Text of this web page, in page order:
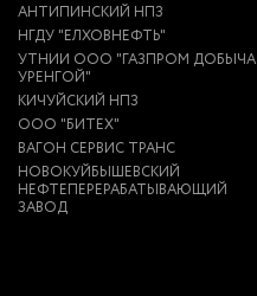
АНТИПИНСКИЙ НПЗ
НГДУ "ЕЛХОВНЕФТЬ"
УТНИИ ООО "ГАЗПРОМ ДОБЫЧА
УРЕНГОЙ"
КИЧУЙСКИЙ НПЗ
ООО "БИТЕХ"
ВАГОН СЕРВИС ТРАНС
НОВОКУЙБЫШЕВСКИЙ
НЕФТЕПЕРЕРАБАТЫВАЮЩИЙ
ЗАВОД